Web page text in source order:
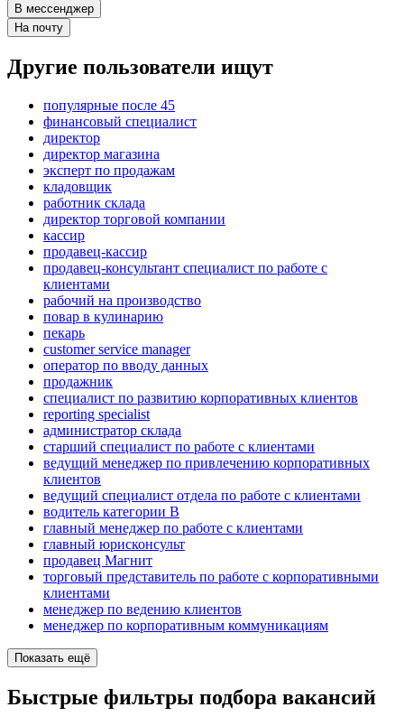
В мессенджер
На почту
Другие пользователи ищут
популярные после 45
финансовый специалист
директор
директор магазина
эксперт по продажам
кладовщик
работник склада
директор торговой компании
кассир
продавец-кассир
продавец-консультант специалист по работе с
клиентами
рабочий на производство
повар в кулинарию
пекарь
customer service manager
оператор по вводу данных
продажник
специалист по развитию корпоративных клиентов
reporting specialist
администратор склада
старший специалист по работе с клиентами
ведущий менеджер по привлечению корпоративных
клиентов
ведущий специалист отдела по работе с клиентами
водитель категории B
главный менеджер по работе с клиентами
главный юрисконсульт
продавец Магнит
торговый представитель по работе с корпоративными
клиентами
менеджер по ведению клиентов
менеджер по корпоративным коммуникациям
Показать ещё
Быстрые фильтры подбора вакансий